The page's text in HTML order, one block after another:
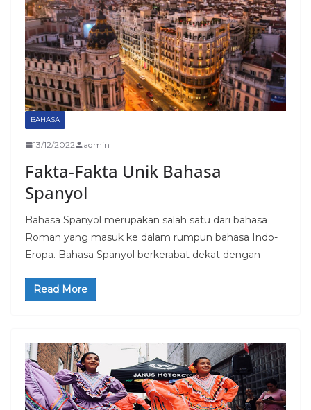
BAHASA
13/12/2022 admin
Fakta-Fakta Unik Bahasa
Spanyol
Bahasa Spanyol merupakan salah satu dari bahasa
Roman yang masuk ke dalam rumpun bahasa Indo-
Eropa. Bahasa Spanyol berkerabat dekat dengan
Read More